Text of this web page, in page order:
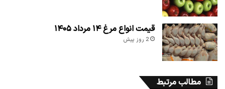
قیمت انواع مرغ ۱۴ مرداد ۱۴۰۵
2 روز پیش
مطالب مرتبط